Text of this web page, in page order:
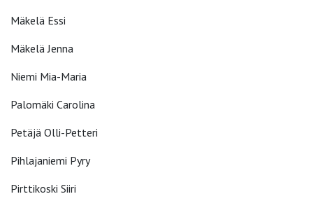
Mäkelä Essi
Mäkelä Jenna
Niemi Mia-Maria
Palomäki Carolina
Petäjä Olli-Petteri
Pihlajaniemi Pyry
Pirttikoski Siiri